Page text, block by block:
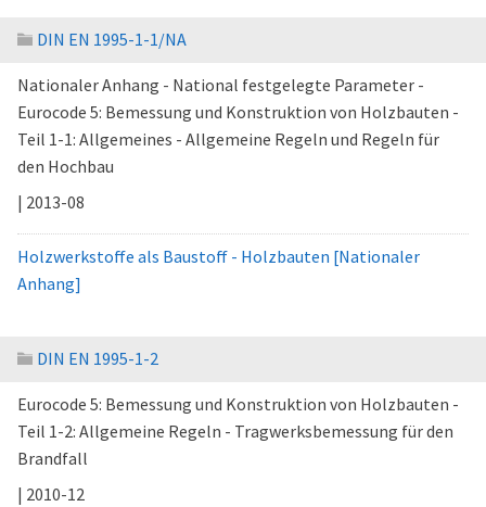
DIN EN 1995-1-1/NA
Nationaler Anhang - National festgelegte Parameter -
Eurocode 5: Bemessung und Konstruktion von Holzbauten -
Teil 1-1: Allgemeines - Allgemeine Regeln und Regeln für
den Hochbau
| 2013-08
Holzwerkstoffe als Baustoff - Holzbauten [Nationaler
Anhang]
DIN EN 1995-1-2
Eurocode 5: Bemessung und Konstruktion von Holzbauten -
Teil 1-2: Allgemeine Regeln - Tragwerksbemessung für den
Brandfall
| 2010-12